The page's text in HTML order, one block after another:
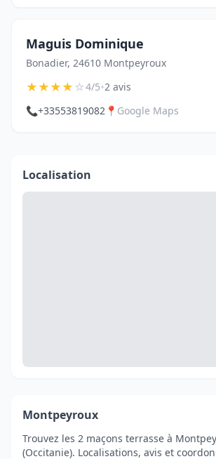
Maguis Dominique
Bonadier, 24610 Montpeyroux
★★★★☆4/5•2 avis
📞+33553819082 📍 Google Maps
Localisation
Montpeyroux
Trouvez les 2 maçons terrasse à
(Occitanie). Localisations, avis et